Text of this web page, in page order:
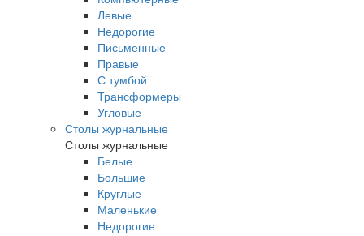
Левые
Недорогие
Письменные
Правые
С тумбой
Трансформеры
Угловые
Столы журнальные
Столы журнальные
Белые
Большие
Круглые
Маленькие
Недорогие